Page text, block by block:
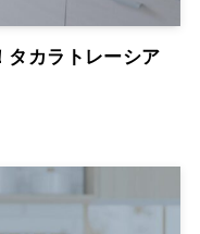
タカラトレーシア